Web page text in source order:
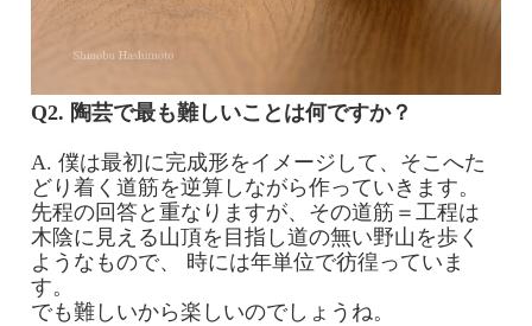
Q2. 陶芸で最も難しいことは何ですか？
A. 僕は最初に完成形をイメージして、そこへた
どり着く道筋を逆算しながら作っていきます。
先程の回答と重なりますが、その道筋＝工程は
木陰に見える山頂を目指し道の無い野山を歩く
ようなもので、 時には年単位で彷徨っていま
す。
でも難しいから楽しいのでしょうね。